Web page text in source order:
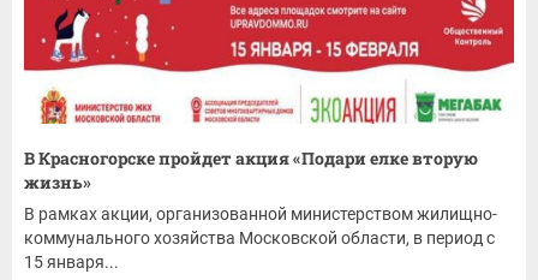
В Красногорске пройдет акция «Подари елке вторую
жизнь»
В рамках акции, организованной министерством жилищно-
коммунального хозяйства Московской области, в период с
15 января...